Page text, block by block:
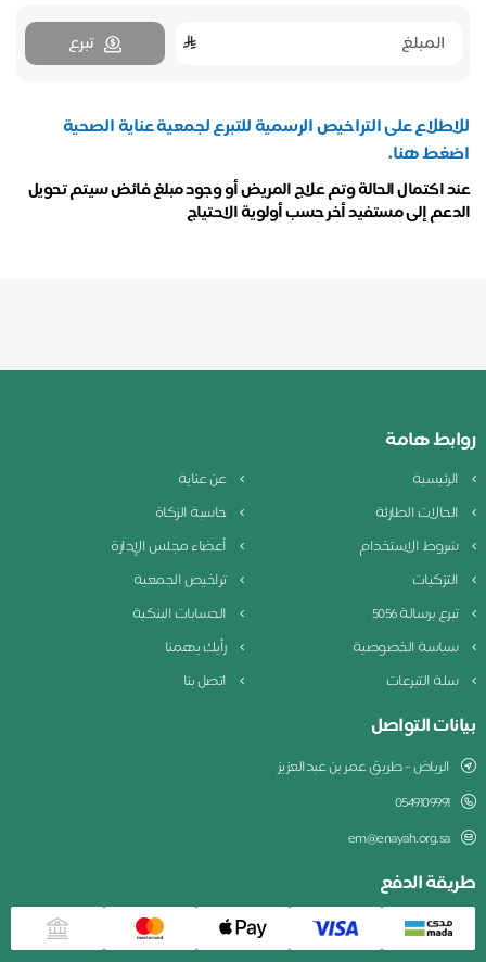
تبرع
للاطلاع على التراخيص الرسمية للتبرع لجمعية عناية الصحية
اضغط هنا.
عند اكتمال الحالة وتم علاج المريض أو وجود مبلغ فائض سيتم تحويل
الدعم إلى مستفيد أخر حسب أولوية الاحتياج
روابط هامة
الرئيسية
عن عناية
الحالات الطارئة
حاسبة الزكاة
شروط الاستخدام
أعضاء مجلس الإدارة
التزكيات
تراخيص الجمعية
تبرع برسالة 5056
الحسابات البنكية
سياسة الخصوصية
رأيك يهمنا
سلة التبرعات
اتصل بنا
بيانات التواصل
الرياض - طريق عمر بن عبدالعزيز
0549109991
em@enayah.org.sa
طريقة الدفع